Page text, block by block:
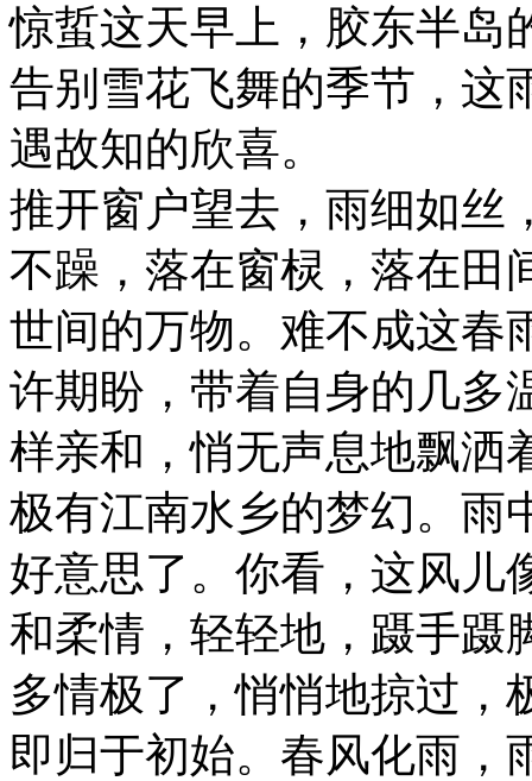
惊蜇这天早上，胶东半岛
告别雪花飞舞的季节，这
遇故知的欣喜。
推开窗户望去，雨细如丝
不躁，落在窗棂，落在田
世间的万物。难不成这春
许期盼，带着自身的几多
样亲和，悄无声息地飘洒
极有江南水乡的梦幻。雨
好意思了。你看，这风儿
和柔情，轻轻地，蹑手蹑
多情极了，悄悄地掠过，
即归于初始。春风化雨，